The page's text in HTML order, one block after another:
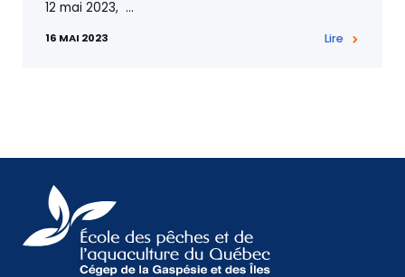
12 mai 2023, …
16 MAI 2023 Lire